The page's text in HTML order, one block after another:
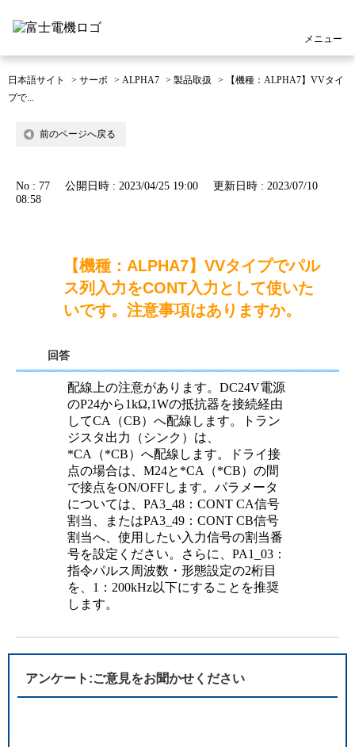
メニュー
日本語サイト > サーボ > ALPHA7 > 製品取扱 >
【機種：ALPHA7】VVタイ
プで...
前のページへ戻る
No : 77 公開日時 : 2023/04/25 19:00
更新日時 : 2023/07/10
08:58
【機種：ALPHA7】VVタイプでパル
ス列入力をCONT入力として使いた
いです。注意事項はありますか。
回答
配線上の注意があります。DC24V電源
のP24から1kΩ,1Wの抵抗器を接続経由
してCA（CB）へ配線します。トラン
ジスタ出力（シンク）は、
*CA（*CB）へ配線します。ドライ接
点の場合は、M24と*CA（*CB）の間
で接点をON/OFFします。パラメータ
については、PA3_48：CONT CA信号
割当、またはPA3_49：CONT CB信号
割当へ、使用したい入力信号の割当番
号を設定ください。さらに、PA1_03：
指令パルス周波数・形態設定の2桁目
を、1：200kHz以下にすることを推奨
します。
アンケート:ご意見をお聞かせください